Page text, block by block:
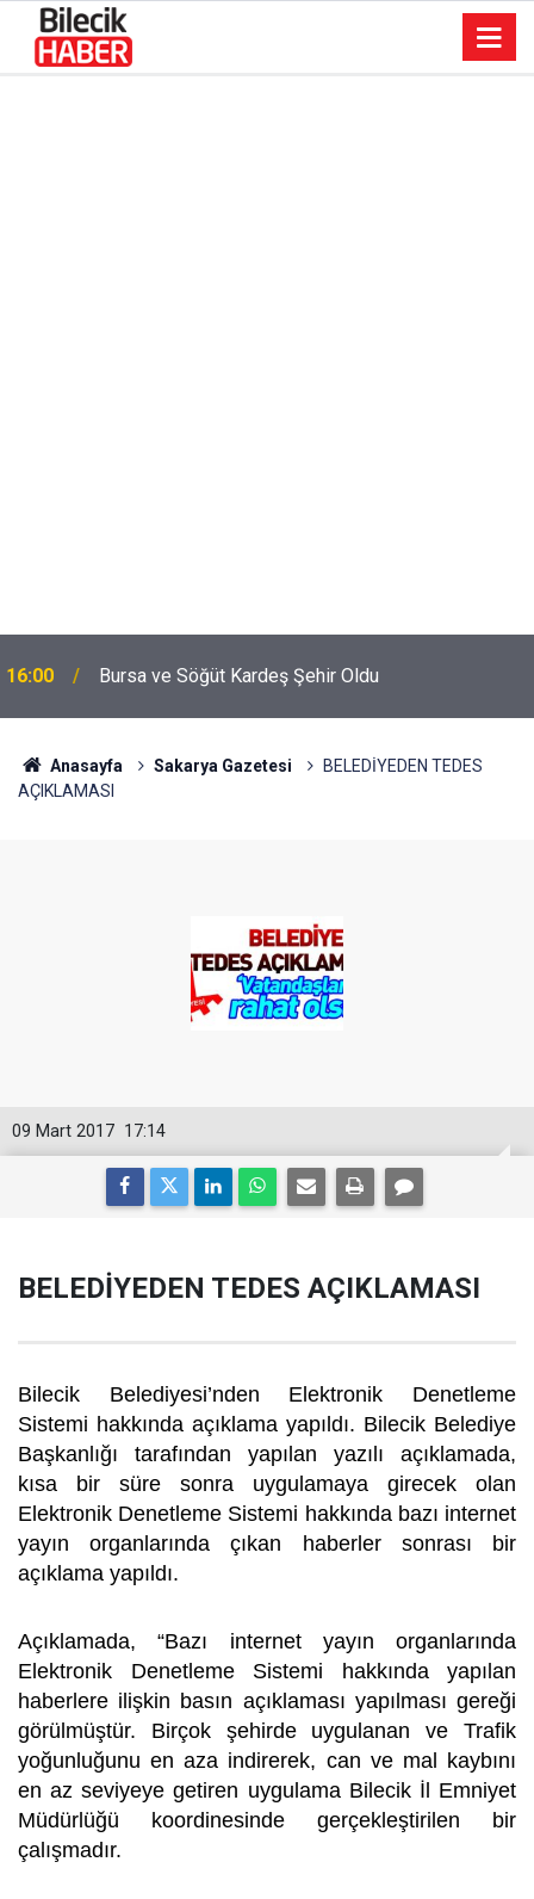
16:00 Bursa ve Söğüt Kardeş Şehir Oldu
Anasayfa Sakarya Gazetesi
BELEDİYEDEN TEDES
AÇIKLAMASI
17:14
09 Mart 2017
BELEDİYEDEN TEDES AÇIKLAMASI
Bilecik Belediyesi’nden Elektronik Denetleme
Sistemi hakkında açıklama yapıldı. Bilecik Belediye
Başkanlığı tarafından yapılan yazılı açıklamada,
kısa bir süre sonra uygulamaya girecek olan
Elektronik Denetleme Sistemi hakkında bazı internet
yayın organlarında çıkan haberler sonrası bir
açıklama yapıldı.
Açıklamada, “Bazı internet yayın organlarında
Elektronik Denetleme Sistemi hakkında yapılan
haberlere ilişkin basın açıklaması yapılması gereği
görülmüştür. Birçok şehirde uygulanan ve Trafik
yoğunluğunu en aza indirerek, can ve mal kaybını
en az seviyeye getiren uygulama Bilecik İl Emniyet
Müdürlüğü koordinesinde gerçekleştirilen bir
çalışmadır.